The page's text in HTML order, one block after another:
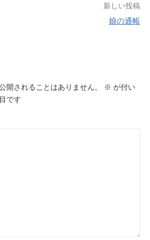
新しい投稿
娘の通帳
開されることはありません。 ※ が付い
です